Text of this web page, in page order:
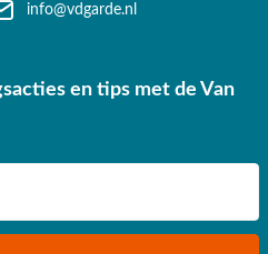
info@vdgarde.nl
en tips met de Van